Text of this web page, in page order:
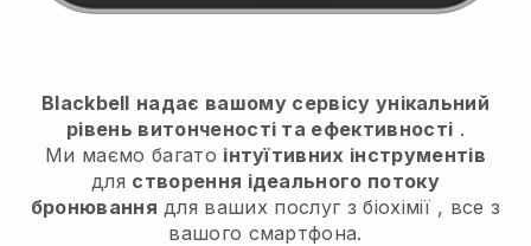
Blackbell надає вашому сервісу унікальний
рівень витонченості та ефективності .
Ми маємо багато інтуїтивних інструментів
для створення ідеального потоку
бронювання для ваших послуг з біохімії , все з
вашого смартфона.